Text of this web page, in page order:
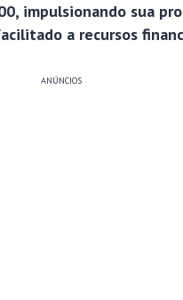
impulsionando sua
a recursos
ANÚNCIOS